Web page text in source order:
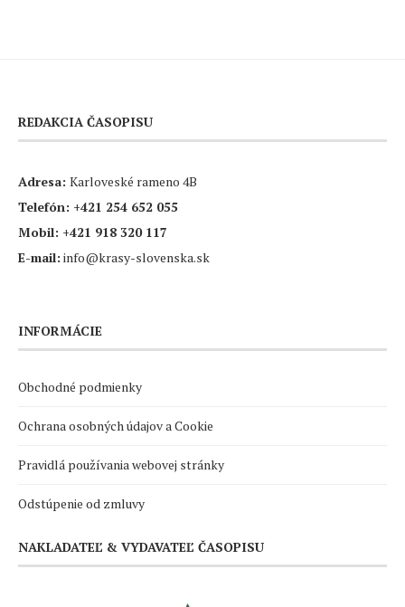
REDAKCIA ČASOPISU
Adresa: Karloveské rameno 4B
Telefón: +421 254 652 055
Mobil: +421 918 320 117
E-mail: info@krasy-slovenska.sk
INFORMÁCIE
Obchodné podmienky
Ochrana osobných údajov a Cookie
Pravidlá používania webovej stránky
Odstúpenie od zmluvy
NAKLADATEĽ & VYDAVATEĽ ČASOPISU